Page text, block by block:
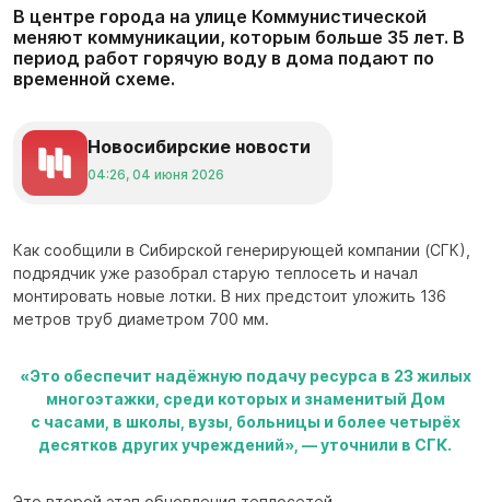
В центре города на улице Коммунистической
меняют коммуникации, которым больше 35 лет. В
период работ горячую воду в дома подают по
временной схеме.
Новосибирские новости
04:26, 04 июня 2026
Как сообщили в Сибирской генерирующей компании (СГК),
подрядчик уже разобрал старую теплосеть и начал
монтировать новые лотки. В них предстоит уложить 136
метров труб диаметром 700 мм.
«Это обеспечит надёжную подачу ресурса в 23 жилых
многоэтажки, среди которых и знаменитый Дом
с часами, в школы, вузы, больницы и более четырёх
десятков других учреждений», — уточнили в СГК.